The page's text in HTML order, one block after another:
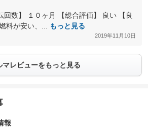
回数】 １０ヶ月 【総合評価】 良い 【良
料が安い、...
もっと見る
2019年11月10日
マレビューをもっと見る
報